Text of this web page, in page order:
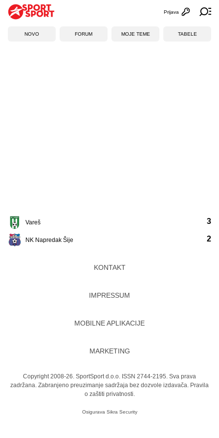
Otvori
Prijava
NOVO FORUM MOJE TEME TABELE
Vareš
NK Napredak Šije
3
2
KONTAKT
IMPRESSUM
MOBILNE APLIKACIJE
MARKETING
Copyright 2008-26. SportSport d.o.o. ISSN 2744-2195. Sva prava
zadržana. Zabranjeno preuzimanje sadržaja bez dozvole izdavača. Pravila
o zaštiti privatnosti.
Osigurava Sikra Security